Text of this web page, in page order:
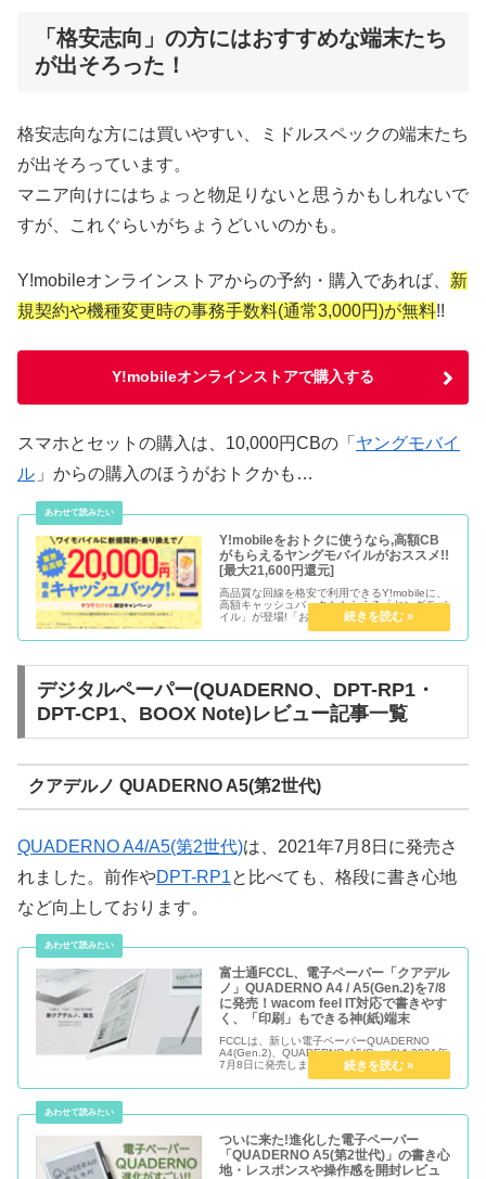
「格安志向」の方にはおすすめな端末たち
が出そろった！
格安志向な方には買いやすい、ミドルスペックの端末たち
が出そろっています。
マニア向けにはちょっと物足りないと思うかもしれないで
すが、これぐらいがちょうどいいのかも。
Y!mobileオンラインストアからの予約・購入であれば、 新
規契約や機種変更時の事務手数料(通常3,000円)が無料!!
Y!mobileオンラインストアで購入する
スマホとセットの購入は、10,000円CBの「 ヤングモバイ
ル 」からの購入のほうがおトクかも…
Y!mobileをおトクに使うなら,高額CB
がもらえるヤングモバイルがおススメ!!
[最大21,600円還元]
高品質な回線を格安で利用できるY!mobileに、
高額キャッシュバックももらえる「ヤングモバ
イル」が登場!「おとくケータイ.net」と同じ会
社が運営しているので安心、契約後すぐキャッ
シュバックを現金振込でもらえる!キャンペーン
デジタルペーパー(QUADERNO、DPT-RP1・
DPT-CP1、BOOX Note)レビュー記事一覧
クアデルノ QUADERNO A5(第2世代)
QUADERNO A4/A5(第2世代)は、2021年7月8日に発売さ
れました。前作やDPT-RP1と比べても、格段に書き心地
など向上しております。
富士通FCCL、電子ペーパー「クアデル
ノ」QUADERNO A4 / A5(Gen.2)を7/8
に発売！wacom feel IT対応で書きやす
く、「印刷」もできる神(紙)端末
FCCLは、新しい電子ペーパーQUADERNO
A4(Gen.2)、QUADERNO A5(Gen.2)を2021年
7月8日に発売します。 進化したクアデルノ
は、wacom feel IT Technology対応でGalaxy
Noteシ...
ついに来た!進化した電子ペーパー
「QUADERNO A5(第2世代)」の書き心
地・レスポンスや操作感を開封レビュ